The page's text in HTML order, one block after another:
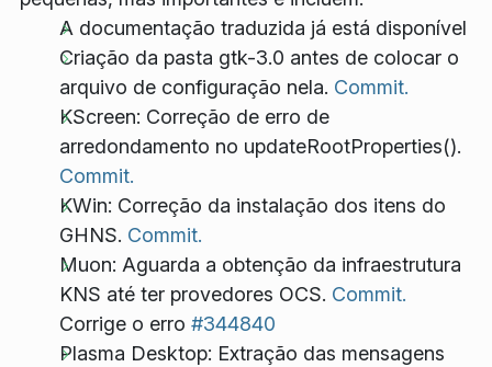
A documentação traduzida já está disponível
Criação da pasta gtk-3.0 antes de colocar o
arquivo de configuração nela. Commit.
KScreen: Correção de erro de
arredondamento no updateRootProperties().
Commit.
KWin: Correção da instalação dos itens do
GHNS. Commit.
Muon: Aguarda a obtenção da infraestrutura
KNS até ter provedores OCS. Commit.
Corrige o erro #344840
Plasma Desktop: Extração das mensagens